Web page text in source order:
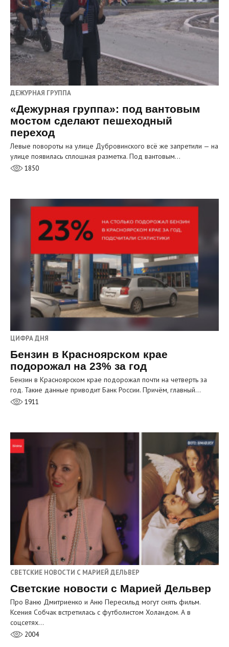
ДЕЖУРНАЯ ГРУППА
«Дежурная группа»: под вантовым
мостом сделают пешеходный
переход
Левые повороты на улице Дубровинского всё же запретили — на
улице появилась сплошная разметка. Под вантовым…
1850
ЦИФРА ДНЯ
Бензин в Красноярском крае
подорожал на 23% за год
Бензин в Красноярском крае подорожал почти на четверть за
год. Такие данные приводит Банк России. Причём, главный…
1911
СВЕТСКИЕ НОВОСТИ С МАРИЕЙ ДЕЛЬВЕР
Светские новости с Марией Дельвер
Про Ваню Дмитриенко и Аню Пересильд могут снять фильм.
Ксения Собчак встретилась с футболистом Холандом. А в
соцсетях…
2004